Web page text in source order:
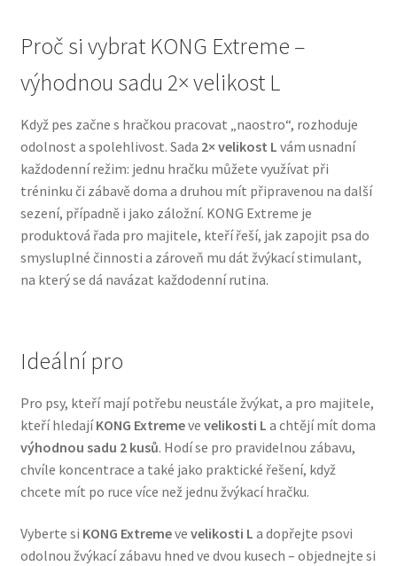
Pelíšky pro psy
Ortopedické pelíšky
Přepravky pro psy
Purizon pro psy — Vysoký obsah masa, bez obilovin
Royal Canin pro psy
Vodítka a obojky
Wolf of Wilderness
Proč si vybrat KONG Extreme –
výhodnou sadu 2× velikost L
Když pes začne s hračkou pracovat „naostro“, rozhoduje
odolnost a spolehlivost. Sada 2× velikost L vám usnadní
každodenní režim: jednu hračku můžete využívat při
tréninku či zábavě doma a druhou mít připravenou na další
sezení, případně i jako záložní. KONG Extreme je
produktová řada pro majitele, kteří řeší, jak zapojit psa do
smysluplné činnosti a zároveň mu dát žvýkací stimulant,
na který se dá navázat každodenní rutina.
Ideální pro
Pro psy, kteří mají potřebu neustále žvýkat, a pro majitele,
kteří hledajíKONG Extremeve velikosti L a chtějí mít doma
výhodnou sadu 2 kusů. Hodí se pro pravidelnou zábavu,
chvíle koncentrace a také jako praktické řešení, když
chcete mít po ruce více než jednu žvýkací hračku.
Vyberte si KONG Extremeve velikosti L a dopřejte psovi
odolnou žvýkací zábavu hned ve dvou kusech – objednejte si